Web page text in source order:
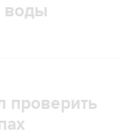
воды
проверить